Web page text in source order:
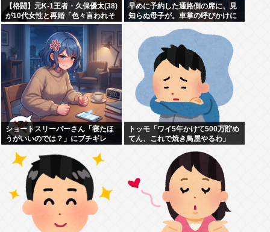
【格闘】元K-1王者・久保優太(38)
が10代女性と再婚「色々言われそ
うですが…」
早めに予約した通路側の席に、見
知らぬ母子が。車掌の呼びかけに
れました。無理やり奪われた席
は、結局“やったもん勝ち”にな
っ...
ショートスリーパーさん「寝たほ
うがいいのでは？」にブチギレ
トッモ「ワイ5年かけて500万貯め
てん、これで焼き鳥屋やるわ」